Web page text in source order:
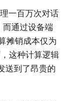
一百万次对话
通过设备端
摊销成本仅为
这种计算逻辑
送到了昂贵的